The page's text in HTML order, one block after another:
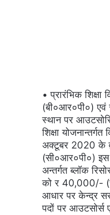
• प्रारंभिक शिक्षा
(बी०आर०पी०) एवं
स्थान पर
शिक्षा
अक्टूबर 2020 के
(सी०आर०पी०) इस
अन्तर्गत ब्लॉक
को र 40,000/-
आधार पर केन्द्र
पदों पर आउटसोर्स